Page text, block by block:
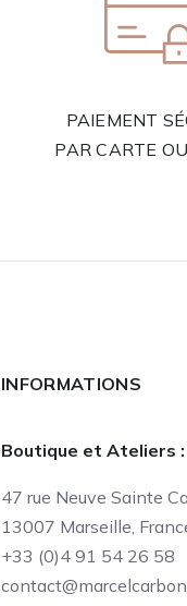
PAIEMENT
PAR CARTE
INFORMATIONS
Boutique et Ateliers :
47 rue Neuve Sainte
13007 Marseille,
+33 (0)4 91 54 26 58